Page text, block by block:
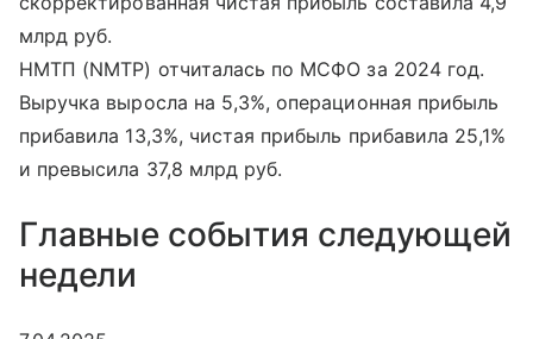
млрд руб.
НМТП (NMTP) отчиталась по МСФО за 2024 год.
Выручка выросла на 5,3%, операционная прибыль
прибавила 13,3%, чистая прибыль прибавила 25,1%
и превысила 37,8 млрд руб.
Главные события следующей
недели